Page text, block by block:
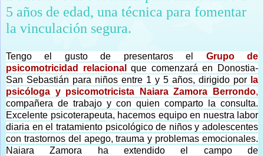
5 años de edad, una técnica para fomentar
la vinculación segura.
Tengo el gusto de presentaros el Grupo de
psicomotricidad relacional
que comenzará en Donostia-
San Sebastián para niños entre 1 y 5 años, dirigido por la
psicóloga y psicomotricista Naiara Zamora Berrondo,
compañera de trabajo y con quien comparto la consulta.
Excelente psicoterapeuta, hacemos equipo en nuestra labor
diaria en el tratamiento psicológico de niños y adolescentes
con trastornos del apego, trauma y problemas emocionales.
Naiara Zamora ha extendido el campo de